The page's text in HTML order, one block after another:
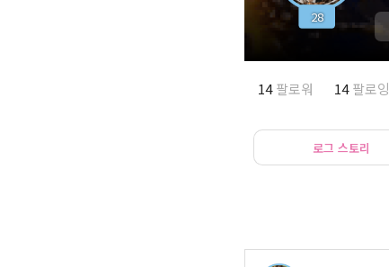
28
14팔로워 14팔로잉
로그 스토리